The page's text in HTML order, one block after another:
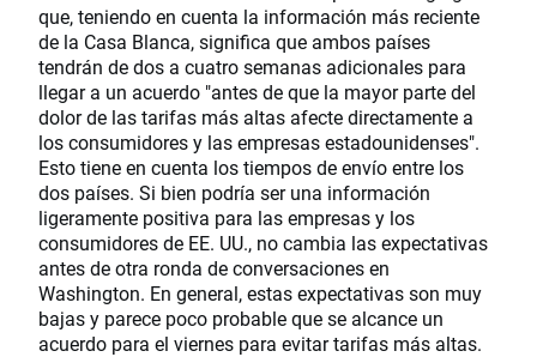
que, teniendo en cuenta la información más reciente
de la Casa Blanca, significa que ambos países
tendrán de dos a cuatro semanas adicionales para
llegar a un acuerdo "antes de que la mayor parte del
dolor de las tarifas más altas afecte directamente a
los consumidores y las empresas estadounidenses".
Esto tiene en cuenta los tiempos de envío entre los
dos países. Si bien podría ser una información
ligeramente positiva para las empresas y los
consumidores de EE. UU., no cambia las expectativas
antes de otra ronda de conversaciones en
Washington. En general, estas expectativas son muy
bajas y parece poco probable que se alcance un
acuerdo para el viernes para evitar tarifas más altas.